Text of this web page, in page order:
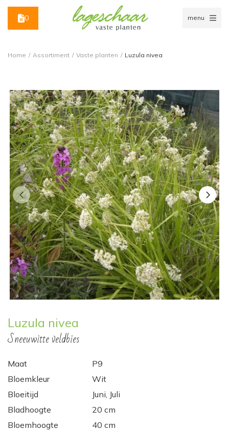
0 menu
Home / Assortiment / Vaste planten / Luzula nivea
Luzula nivea
Sneeuwitte veldbies
Maat
P9
Bloemkleur
Wit
Bloeitijd
Juni, Juli
Bladhoogte
20 cm
Bloemhoogte
40 cm